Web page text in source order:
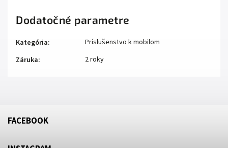
Dodatočné parametre
Kategória:
Príslušenstvo k mobilom
Záruka: 2 roky
FACEBOOK